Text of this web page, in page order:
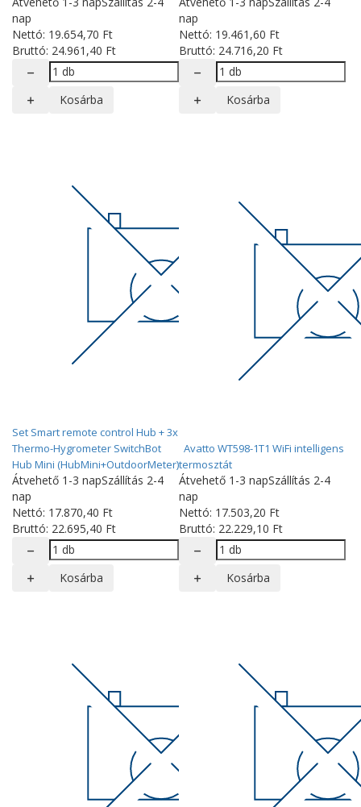
nap
Nettó: 19.654,70 Ft
Bruttó: 24.961 ,40 Ft
Kosárba
nap
Nettó: 19.461 ,60 Ft
Bruttó: 24.716,20 Ft
Kosárba
Set Smart remote control Hub + 3x
Thermo-Hygrometer SwitchBot
Hub Mini (HubMini+OutdoorMeter)
Átvehető 1-3 napSzállítás 2-4
nap
Nettó: 17.870,40 Ft
Bruttó: 22.695,40 Ft
Kosárba
Avatto WT598-1T1 WiFi intelligens
termosztát
Átvehető 1-3 napSzállítás 2-4
nap
Nettó: 17.503,20 Ft
Bruttó: 22.229,10 Ft
Kosárba